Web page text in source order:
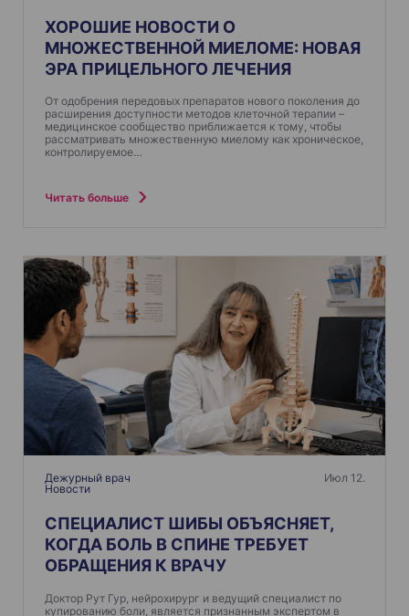
ХОРОШИЕ НОВОСТИ О
МНОЖЕСТВЕННОЙ МИЕЛОМЕ: НОВАЯ
ЭРА ПРИЦЕЛЬНОГО ЛЕЧЕНИЯ
От одобрения передовых препаратов нового поколения до
расширения доступности методов клеточной терапии –
медицинское сообщество приближается к тому, чтобы
рассматривать множественную миелому как хроническое,
контролируемое…
Читать больше
Дежурный врач
Новости
Июл 12.
СПЕЦИАЛИСТ ШИБЫ ОБЪЯСНЯЕТ,
КОГДА БОЛЬ В СПИНЕ ТРЕБУЕТ
ОБРАЩЕНИЯ К ВРАЧУ
Доктор Рут Гур, нейрохирург и ведущий специалист по
купированию боли, является признанным экспертом в